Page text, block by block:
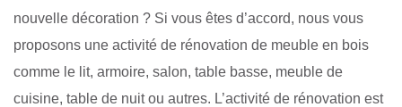
nouvelle décoration ? Si vous êtes d’accord, nous vous
proposons une activité de rénovation de meuble en bois
comme le lit, armoire, salon, table basse, meuble de
cuisine, table de nuit ou autres. L’activité de rénovation est